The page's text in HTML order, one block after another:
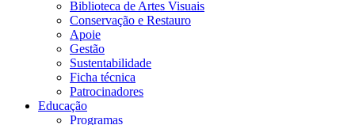
Biblioteca de Artes Visuais
Conservação e Restauro
Apoie
Gestão
Sustentabilidade
Ficha técnica
Patrocinadores
Educação
Programas